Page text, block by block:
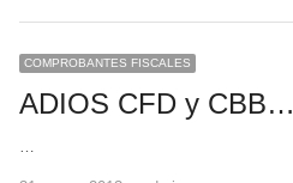
COMPROBANTES FISCALES
ADIOS CFD y CBB…